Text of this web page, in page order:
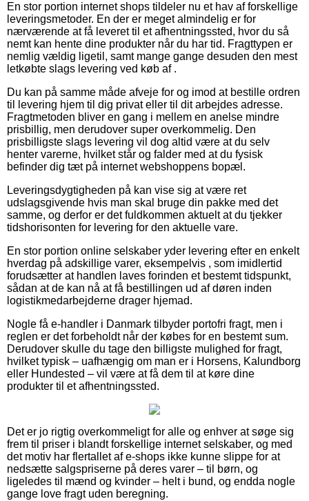
En stor portion internet shops tildeler nu et hav af forskellige
leveringsmetoder. En der er meget almindelig er for
nærværende at få leveret til et afhentningssted, hvor du så
nemt kan hente dine produkter når du har tid. Fragttypen er
nemlig vældig ligetil, samt mange gange desuden den mest
letkøbte slags levering ved køb af .
Du kan på samme måde afveje for og imod at bestille ordren
til levering hjem til dig privat eller til dit arbejdes adresse.
Fragtmetoden bliver en gang i mellem en anelse mindre
prisbillig, men derudover super overkommelig. Den
prisbilligste slags levering vil dog altid være at du selv
henter varerne, hvilket står og falder med at du fysisk
befinder dig tæt på internet webshoppens bopæl.
Leveringsdygtigheden på kan vise sig at være ret
udslagsgivende hvis man skal bruge din pakke med det
samme, og derfor er det fuldkommen aktuelt at du tjekker
tidshorisonten for levering for den aktuelle vare.
En stor portion online selskaber yder levering efter en enkelt
hverdag på adskillige varer, eksempelvis , som imidlertid
forudsætter at handlen laves forinden et bestemt tidspunkt,
sådan at de kan nå at få bestillingen ud af døren inden
logistikmedarbejderne drager hjemad.
Nogle få e-handler i Danmark tilbyder portofri fragt, men i
reglen er det forbeholdt når der købes for en bestemt sum.
Derudover skulle du tage den billigste mulighed for fragt,
hvilket typisk – uafhængig om man er i Horsens, Kalundborg
eller Hundested – vil være at få dem til at køre dine
produkter til et afhentningssted.
Det er jo rigtig overkommeligt for alle og enhver at søge sig
frem til priser i blandt forskellige internet selskaber, og med
det motiv har flertallet af e-shops ikke kunne slippe for at
nedsætte salgspriserne på deres varer – til børn, og
ligeledes til mænd og kvinder – helt i bund, og endda nogle
gange love fragt uden beregning.